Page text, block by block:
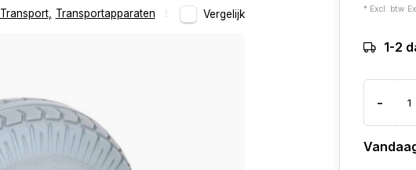
Transport, Transportapparaten Vergelijk * Excl. btw
1-2
-